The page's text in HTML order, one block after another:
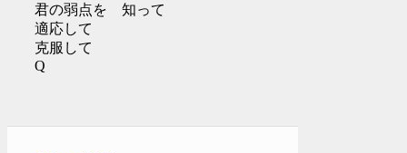
君の弱点を 知って
適応して
克服して
Q